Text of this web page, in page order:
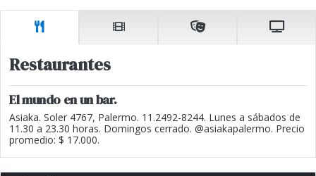
Restaurantes
El mundo en un bar.
Asiaka. Soler 4767, Palermo. 11.2492-8244. Lunes a sábados de
11.30 a 23.30 horas. Domingos cerrado. @asiakapalermo. Precio
promedio: $ 17.000.